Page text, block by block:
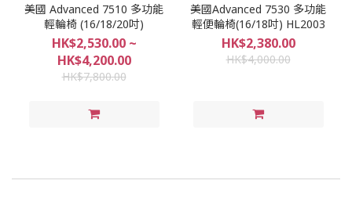
美國 Advanced 7510 多功能
輕輪椅 (16/18/20吋)
HK$2,530.00 ~
HK$4,200.00
HK$7,800.00
美國Advanced 7530 多功能
輕便輪椅(16/18吋) HL2003
HK$2,380.00
HK$4,000.00